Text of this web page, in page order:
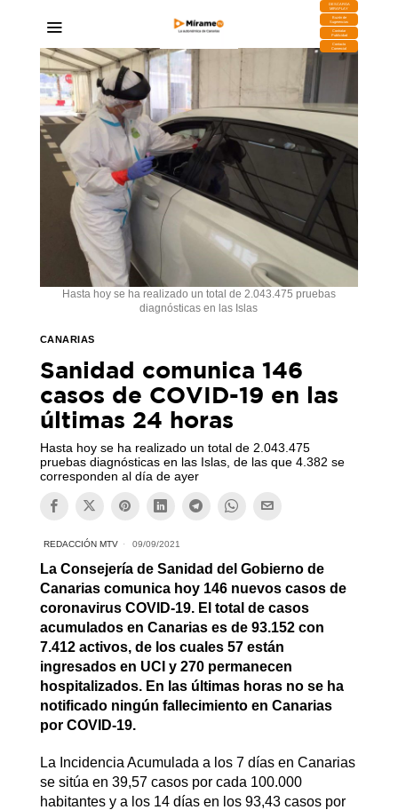
DESCARGA
MIRAPLAY
Buzón de
Sugerencias
Contratar
Publicidad
Contacto
Comercial
Hasta hoy se ha realizado un total de 2.043.475 pruebas
diagnósticas en las Islas
CANARIAS
Sanidad comunica 146
casos de COVID-19 en las
últimas 24 horas
Hasta hoy se ha realizado un total de 2.043.475
pruebas diagnósticas en las Islas, de las que 4.382 se
corresponden al día de ayer
REDACCIÓN MTV 09/09/2021
La Consejería de Sanidad del Gobierno de
Canarias comunica hoy 146 nuevos casos de
coronavirus COVID-19. El total de casos
acumulados en Canarias es de 93.152 con
7.412 activos, de los cuales 57 están
ingresados en UCI y 270 permanecen
hospitalizados. En las últimas horas no se ha
notificado ningún fallecimiento en Canarias
por COVID-19.
La Incidencia Acumulada a los 7 días en Canarias
se sitúa en 39,57 casos por cada 100.000
habitantes y a los 14 días en los 93,43 casos por